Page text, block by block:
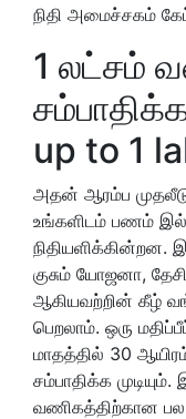
நிதி அமைச்சகம்
1 லட்சம்
up to 1
அதன் ஆரம்ப முதலீடு
உங்களிடம் பணம்
நிதியளிக்கின்றன.
குசும் யோஜனா,
ஆகியவற்றின் கீழ்
பெறலாம். ஒரு
மாதத்தில் 30
சம்பாதிக்க
வணிகத்திற்கான பல